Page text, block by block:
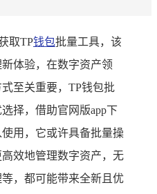
取TP钱包批量工具，该
体验，在数字资产领
至关重要，TP钱包批
择，借助官网版app下
用，它或许具备批量操
效地管理数字资产，无
，都可能带来全新且优